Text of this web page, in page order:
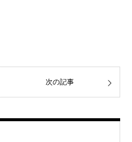
次の記事